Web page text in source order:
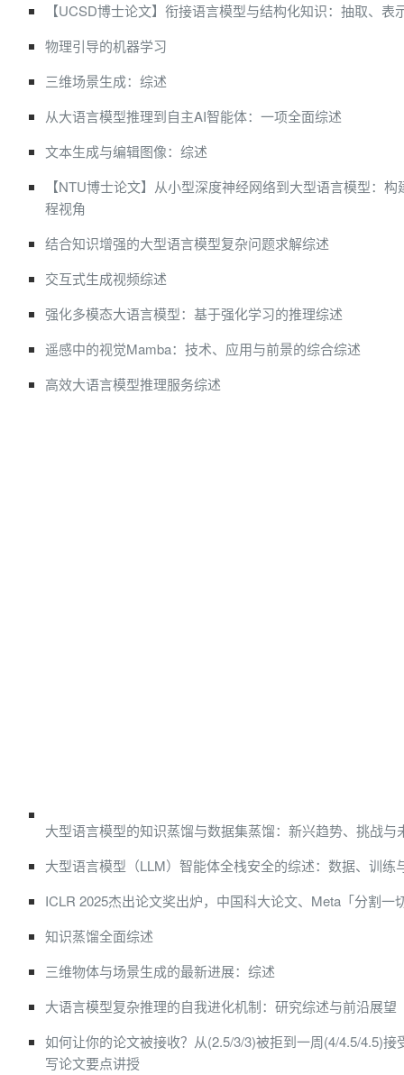
【UCSD博士论文】衔接语言模型与结构化知识：抽取、表
物理引导的机器学习
三维场景生成：综述
从大语言模型推理到自主AI智能体：一项全面综述
文本生成与编辑图像：综述
【NTU博士论文】从小型深度神经网络到大型语言模型：
程视角
结合知识增强的大型语言模型复杂问题求解综述
交互式生成视频综述
强化多模态大语言模型：基于强化学习的推理综述
遥感中的视觉Mamba：技术、应用与前景的综合综述
高效大语言模型推理服务综述
大型语言模型的知识蒸馏与数据集蒸馏：新兴趋势、挑战与
大型语言模型（LLM）智能体全栈安全的综述：数据、训练
ICLR 2025杰出论文奖出炉，中国科大论文、Meta「分割一
知识蒸馏全面综述
三维物体与场景生成的最新进展：综述
大语言模型复杂推理的自我进化机制：研究综述与前沿展望
如何让你的论文被接收？从(2.5/3/3)被拒到一周(4/4.5/4.5)接
写论文要点讲授